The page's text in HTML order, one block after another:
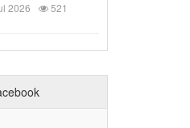
2026/2027
2026 521